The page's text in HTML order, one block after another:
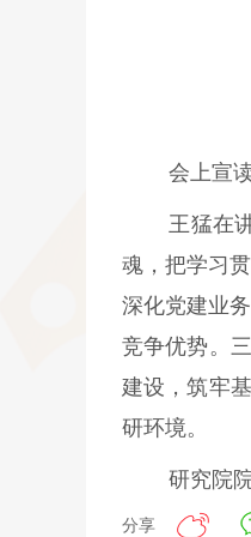
会上宣
王猛在
魂，把学习
深化党建业
竞争优势。
建设，筑牢
研环境。
研究院
分享